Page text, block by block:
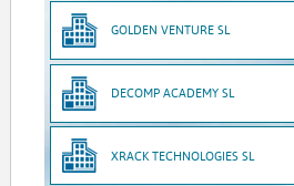
GOLDEN VENTURE SL
DECOMP ACADEMY SL
XRACK TECHNOLOGIES SL